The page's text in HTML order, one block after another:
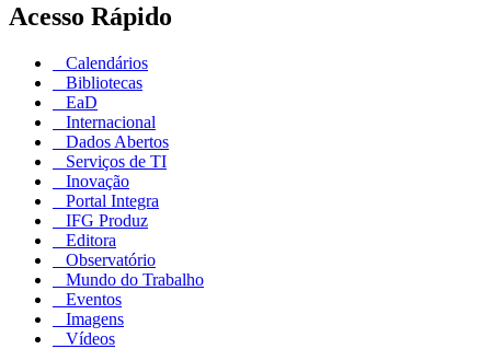
Acesso Rápido
Calendários
Bibliotecas
EaD
Internacional
Dados Abertos
Serviços de TI
Inovação
Portal Integra
IFG Produz
Editora
Observatório
Mundo do Trabalho
Eventos
Imagens
Vídeos